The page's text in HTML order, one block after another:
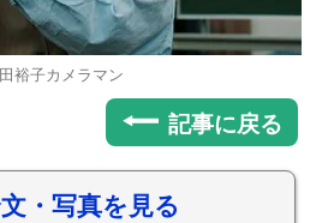
裕子カメラマン
記事に戻る
・写真を見る